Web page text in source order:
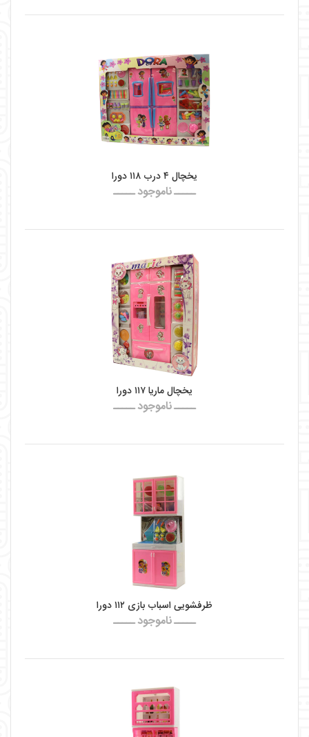
یخچال ۴ درب ۱۱۸ دورا
ـــــ ناموجود ـــــ
یخچال ماریا ۱۱۷ دورا
ـــــ ناموجود ـــــ
ظرفشویی اسباب بازی ۱۱۲ دورا
ـــــ ناموجود ـــــ